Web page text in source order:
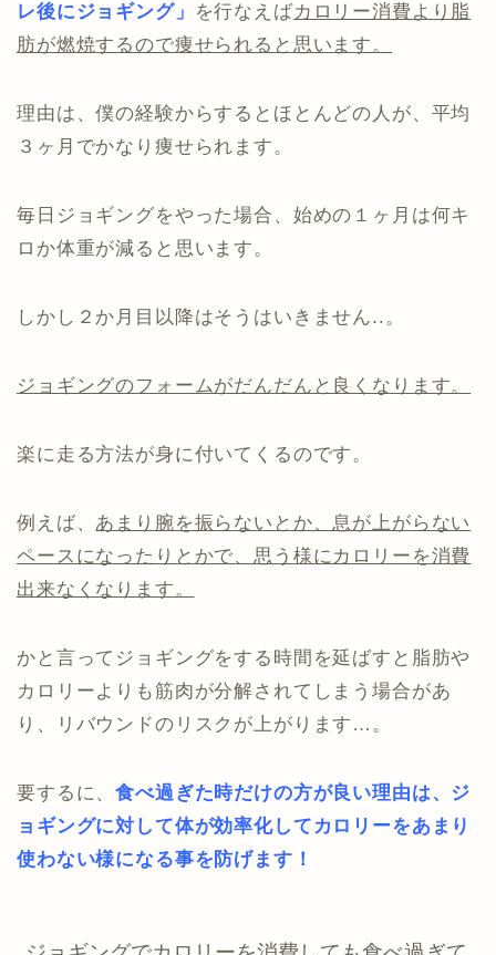
レ後にジョギング」
を行なえばカロリー消費より脂
肪が燃焼するので痩せられると思います。
理由は、僕の経験からするとほとんどの人が、平均
３ヶ月でかなり痩せられます。
毎日ジョギングをやった場合、始めの１ヶ月は何キ
ロか体重が減ると思います。
しかし２か月目以降はそうはいきません..。
ジョギングのフォームがだんだんと良くなります。
楽に走る方法が身に付いてくるのです。
例えば、 あまり腕を振らないとか、息が上がらない
ペースになったりとかで、思う様にカロリーを消費
出来なくなります。
かと言ってジョギングをする時間を延ばすと脂肪や
カロリーよりも筋肉が分解されてしまう場合があ
り、リバウンドのリスクが上がります…。
要するに、食べ過ぎた時だけの方が良い理由は、ジ
ョギングに対して体が効率化してカロリーをあまり
使わない様になる事を防げます！